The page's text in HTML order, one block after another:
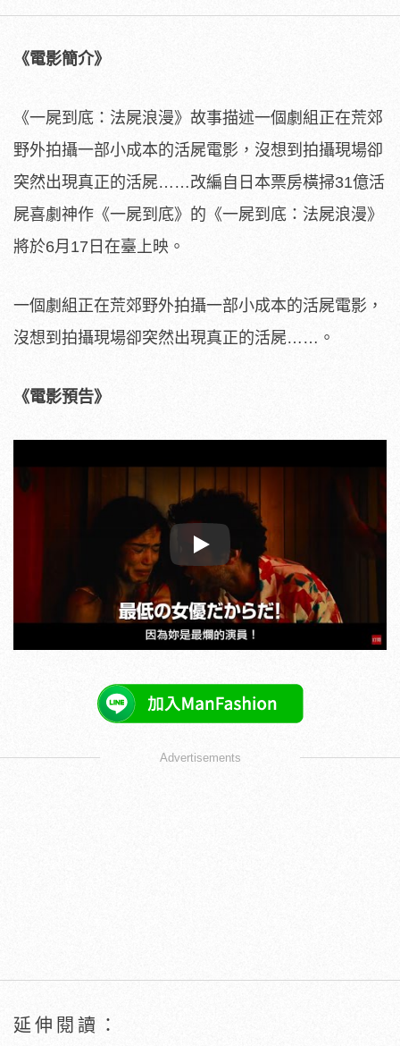
《電影簡介》
《一屍到底：法屍浪漫》 故事描述一個劇組正在荒郊
野外拍攝一部小成本的活屍電影， 沒想到拍攝現場卻
突然出現真正的活屍……改編自日本票房橫掃31億活
屍喜劇神作《一屍到底》的《一屍到底：法屍浪漫》
將於6月17日在臺上映。
一個劇組正在荒郊野外拍攝一部小成本的活屍電影，
沒想到拍攝現場卻突然出現真正的活屍……。
《電影預告》
Play
Advertisements
延伸閱讀：